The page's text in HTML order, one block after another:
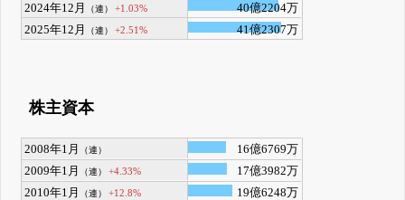
2024年12月
（連） +1.03%
40億2204万
2025年12月
（連） +2.51% 41億2307万
株主資本
2008年1月 （連）
16億6769万
2009年1月
（連） +4.33%
17億3982万
2010年1月
（連） +12.8%
19億6248万